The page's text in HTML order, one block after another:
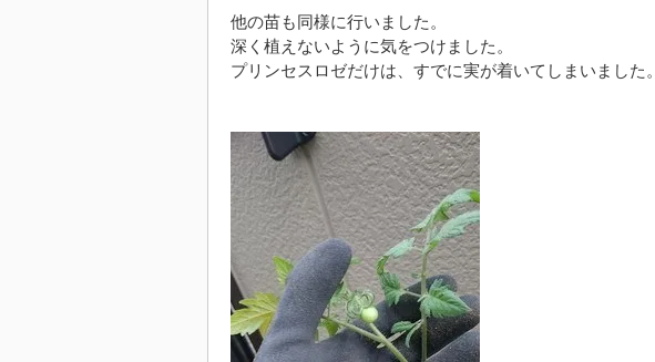
他の苗も同様に行いました。
深く植えないように気をつけました。
プリンセスロゼだけは、すでに実が着いてしまいました。